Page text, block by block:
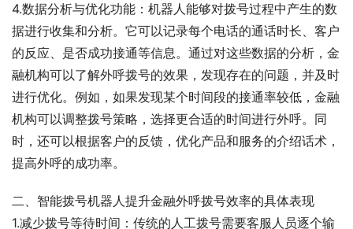
4.数据分析与优化功能：机器人能够对拨号过程中产生的数
据进行收集和分析。它可以记录每个电话的通话时长、客户
的反应、是否成功接通等信息。通过对这些数据的分析，金
融机构可以了解外呼拨号的效果，发现存在的问题，并及时
进行优化。例如，如果发现某个时间段的接通率较低，金融
机构可以调整拨号策略，选择更合适的时间进行外呼。同
时，还可以根据客户的反馈，优化产品和服务的介绍话术，
提高外呼的成功率。
二、智能拨号机器人提升金融外呼拨号效率的具体表现
1.减少拨号等待时间：传统的人工拨号需要客服人员逐个输